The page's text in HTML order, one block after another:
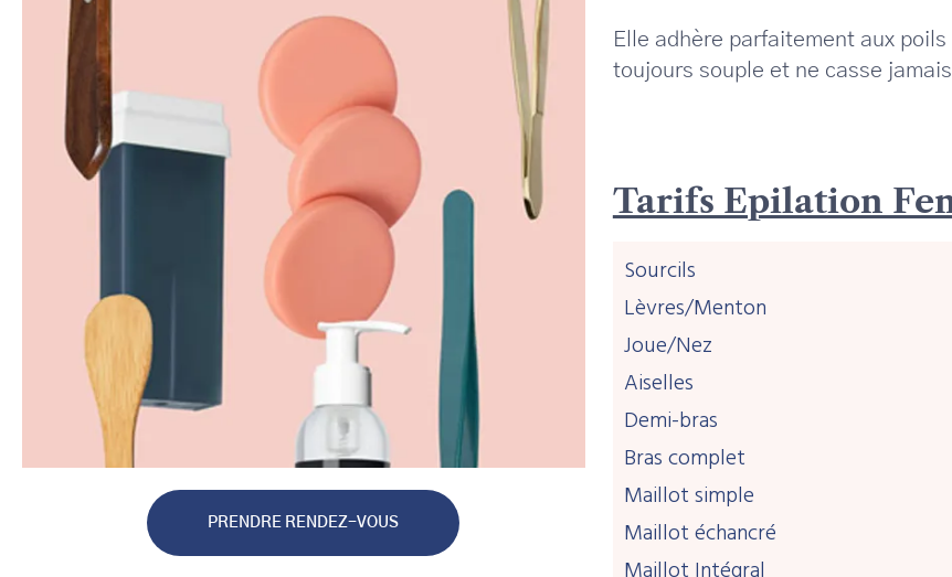
PRENDRE RENDEZ-VOUS
Elle adhère parfaitement aux
toujours souple et ne casse
Tarifs Epilation
Sourcils
Lèvres/Menton
Joue/Nez
Aiselles
Demi-bras
Bras complet
Maillot simple
Maillot échancré